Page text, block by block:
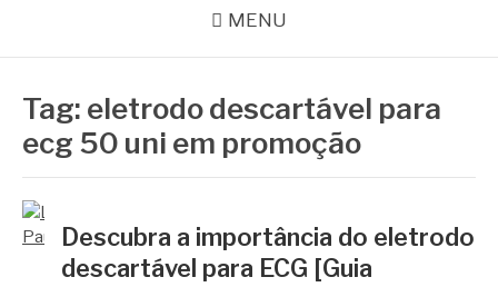
MENU
Tag: eletrodo descartável para
ecg 50 uni em promoção
Descubra a importância do eletrodo
descartável para ECG [Guia